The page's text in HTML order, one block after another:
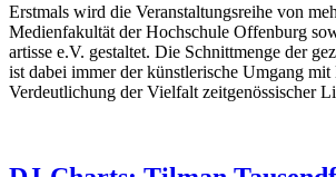
Erstmals wird die Veranstaltungsreihe von
Medienfakultät der Hochschule Offenburg
artisse e.V. gestaltet. Die Schnittmenge der
ist dabei immer der künstlerische Umgang
Verdeutlichung der Vielfalt zeitgenössischer